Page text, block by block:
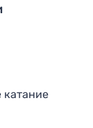
катание